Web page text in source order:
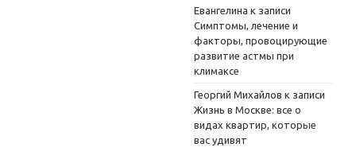
Евангелина к записи
Симптомы, лечение и
факторы, провоцирующие
развитие астмы при
климаксе
Георгий Михайлов к записи
Жизнь в Москве: все о
видах квартир, которые
вас удивят